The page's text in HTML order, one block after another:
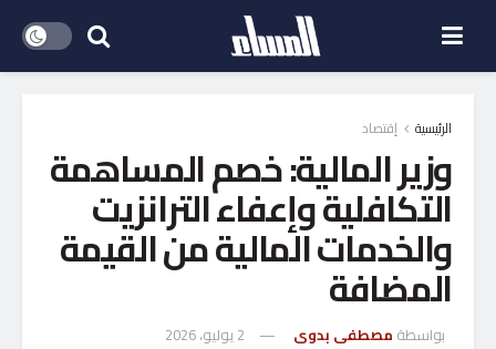
الرئيسية إقتصاد
وزير المالية: خصم المساهمة
التكافلية وإعفاء الترانزيت
والخدمات المالية من القيمة
المضافة
بواسطة مصطفى بدوى 2 يوليو، 2026